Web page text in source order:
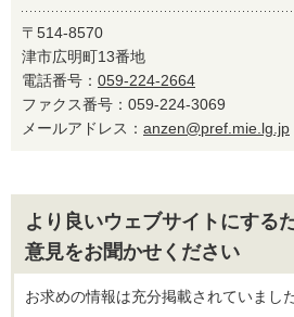
〒514-8570
津市広明町13番地
電話番号： 059-224-2664
ファクス番号：059-224-3069
メールアドレス： anzen@pref.mie.lg.jp
より良いウェブサイトにする
意見をお聞かせください
お求めの情報は充分掲載されていまし